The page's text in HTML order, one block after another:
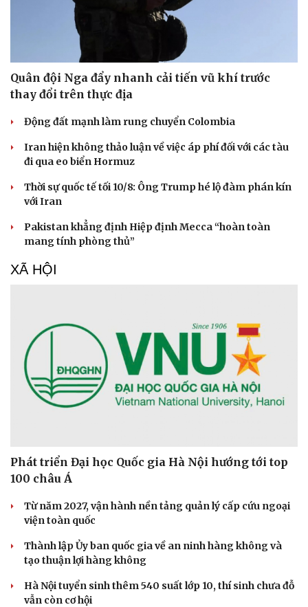
Quân đội Nga đẩy nhanh cải tiến vũ khí trước
thay đổi trên thực địa
Động đất mạnh làm rung chuyển Colombia
Iran hiện không thảo luận về việc áp phí đối với các tàu
đi qua eo biển Hormuz
Thời sự quốc tế tối 10/8: Ông Trump hé lộ đàm phán kín
với Iran
Pakistan khẳng định Hiệp định Mecca “hoàn toàn
mang tính phòng thủ”
XÃ HỘI
Phát triển Đại học Quốc gia Hà Nội hướng tới top
100 châu Á
Từ năm 2027, vận hành nền tảng quản lý cấp cứu ngoại
viện toàn quốc
Thành lập Ủy ban quốc gia về an ninh hàng không và
tạo thuận lợi hàng không
Hà Nội tuyển sinh thêm 540 suất lớp 10, thí sinh chưa đỗ
vẫn còn cơ hội